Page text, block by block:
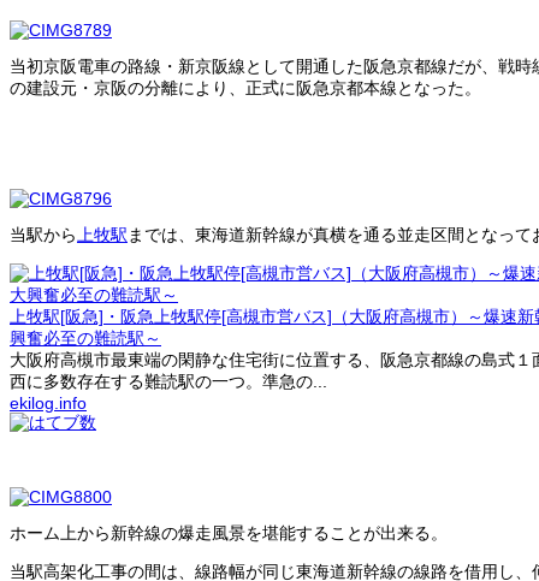
当初京阪電車の路線・新京阪線として開通した阪急京都線だが、戦
の建設元・京阪の分離により、正式に阪急京都本線となった。
当駅から上牧駅までは、東海道新幹線が真横を通る並走区間となって
上牧駅[阪急]・阪急上牧駅停[高槻市営バス]（大阪府高槻市）～爆速
興奮必至の難読駅～
大阪府高槻市最東端の閑静な住宅街に位置する、阪急京都線の島式
西に多数存在する難読駅の一つ。準急の...
ekilog.info
ホーム上から新幹線の爆走風景を堪能することが出来る。
当駅高架化工事の間は、線路幅が同じ東海道新幹線の線路を借用し